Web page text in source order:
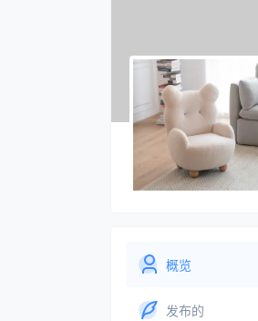
概览
发布的